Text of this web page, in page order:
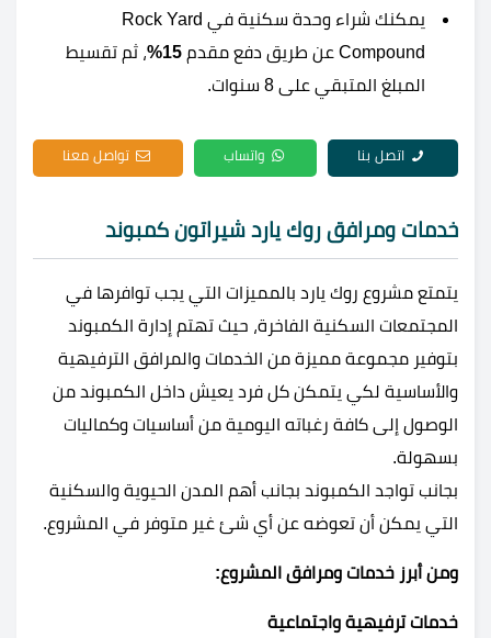
يمكنك شراء وحدة سكنية في Rock Yard
Compound عن طريق دفع مقدم
15%
، ثم تقسيط
المبلغ المتبقي على 8 سنوات.
اتصل بنا واتساب تواصل معنا
خدمات ومرافق روك يارد شيراتون كمبوند
يتمتع مشروع روك يارد بالمميزات التي يجب توافرها في
المجتمعات السكنية الفاخرة، حيث تهتم إدارة الكمبوند
بتوفير مجموعة مميزة من الخدمات والمرافق الترفيهية
والأساسية لكي يتمكن كل فرد يعيش داخل الكمبوند من
الوصول إلى كافة رغباته اليومية من أساسيات وكماليات
بسهولة.
بجانب تواجد الكمبوند بجانب أهم المدن الحيوية والسكنية
التي يمكن أن تعوضه عن أي شئ غير متوفر في المشروع.
ومن أبرز خدمات ومرافق المشروع:
خدمات ترفيهية واجتماعية